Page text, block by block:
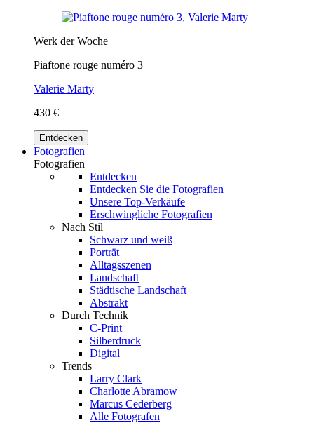
Werk der Woche
Piaftone rouge numéro 3
Valerie Marty
430 €
Entdecken
Fotografien
Fotografien
Entdecken
Entdecken Sie die Fotografien
Unsere Top-Verkäufe
Erschwingliche Fotografien
Nach Stil
Schwarz und weiß
Porträt
Alltagsszenen
Landschaft
Städtische Landschaft
Abstrakt
Durch Technik
C-Print
Silberdruck
Digital
Trends
Larry Clark
Charlotte Abramow
Marcus Cederberg
Alle Fotografen